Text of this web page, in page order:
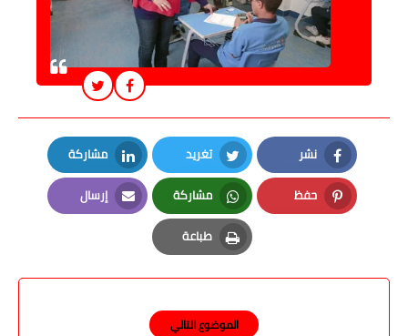
نشر
Facebook
تغريد
Twitter
مشاركة
LinkedIn
حفظ
Pinterest
مشاركة
Whatsapp
إرسال
Email
طباعة
Print
الموضوع التالي